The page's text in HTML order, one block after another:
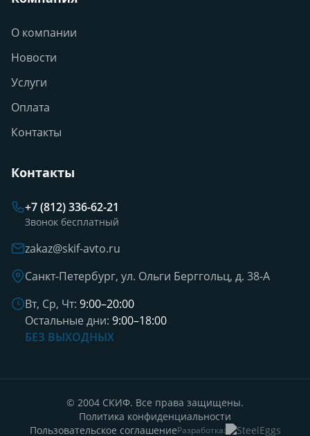
О компании
Новости
Услуги
Оплата
Контакты
Контакты
+7 (812) 336-62-21
Звонок бесплатный
zakaz@skif-avto.ru
Санкт-Петербург, ул. Ольги Берггольц, д. 38-А
Вт, Ср, Чт: 9:00–20:00
Остальные дни: 9:00–18:00
БЕЗ ВЫХОДНЫХ
© 2004 СКИФ. Все права защищены.
Политика конфиденциальности
Пользовательское соглашениеРазработка: